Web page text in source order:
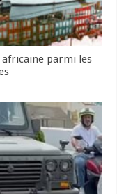
africaine parmi les